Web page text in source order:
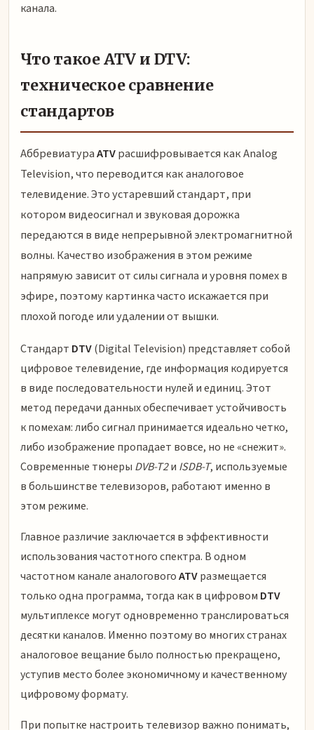
канала.
Что такое ATV и DTV:
техническое сравнение
стандартов
АббревиатураATVрасшифровывается как Analog
Television, что переводится как аналоговое
телевидение. Это устаревший стандарт, при
котором видеосигнал и звуковая дорожка
передаются в виде непрерывной электромагнитной
волны. Качество изображения в этом режиме
напрямую зависит от силы сигнала и уровня помех в
эфире, поэтому картинка часто искажается при
плохой погоде или удалении от вышки.
Стандарт DTV(Digital Television) представляет собой
цифровое телевидение, где информация кодируется
в виде последовательности нулей и единиц. Этот
метод передачи данных обеспечивает устойчивость
к помехам: либо сигнал принимается идеально четко,
либо изображение пропадает вовсе, но не «снежит».
Современные тюнеры DVB-T2и ISDB-T, используемые
в большинстве телевизоров, работают именно в
этом режиме.
Главное различие заключается в эффективности
использования частотного спектра. В одном
частотном канале аналоговогоATVразмещается
только одна программа, тогда как в цифровом DTV
мультиплексе могут одновременно транслироваться
десятки каналов. Именно поэтому во многих странах
аналоговое вещание было полностью прекращено,
уступив место более экономичному и качественному
цифровому формату.
При попытке настроить телевизор важно понимать,